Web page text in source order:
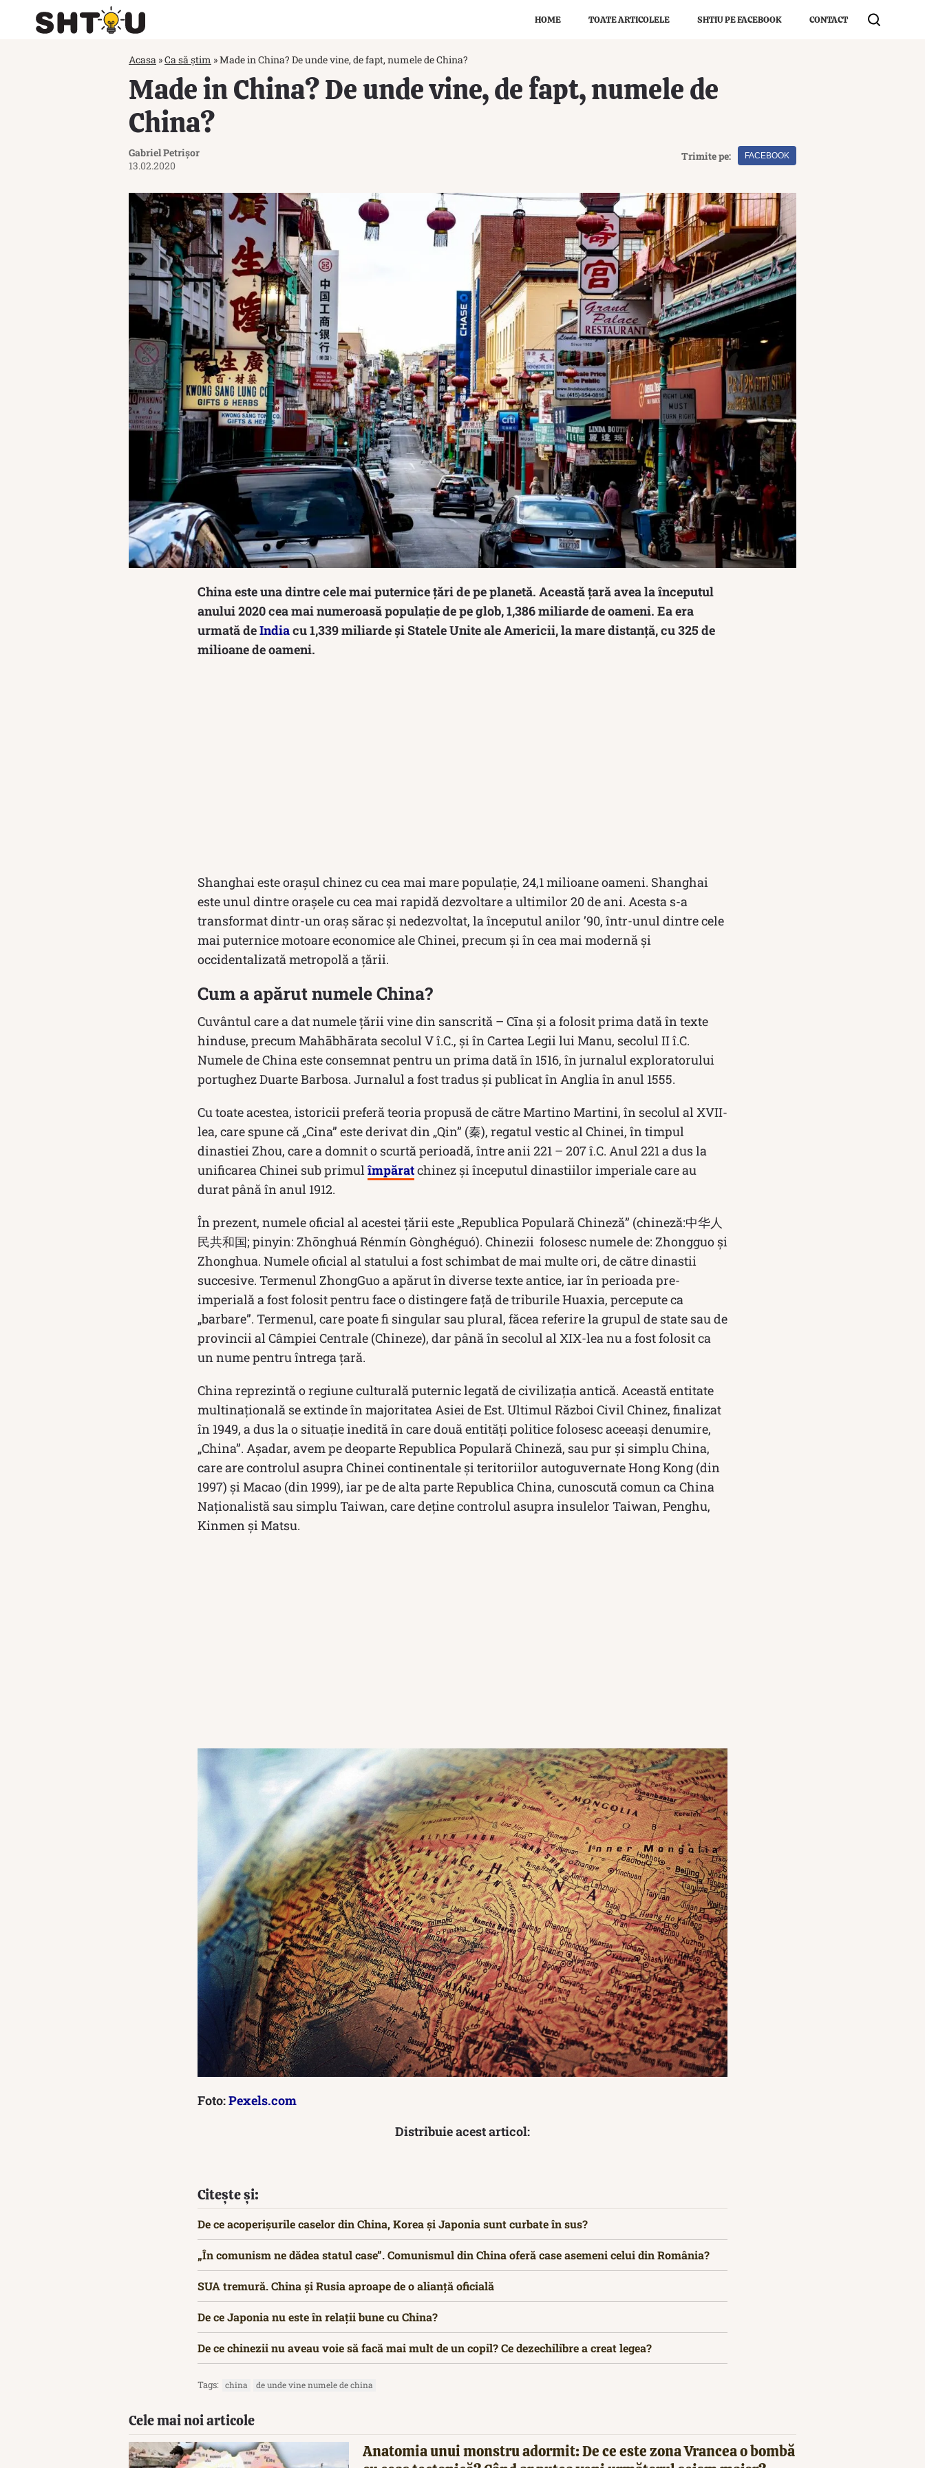
HOME TOATE ARTICOLELE SHTIU PE FACEBOOK CONTACT
Acasa »Ca să știm »Made in China? De unde vine, de fapt, numele de China?
Made in China? De unde vine, de fapt, numele de
China?
Gabriel Petrișor
13.02.2020
Trimite pe: FACEBOOK
China este una dintre cele mai puternice țări de pe planetă. Această țară avea la începutul
anului 2020 cea mai numeroasă populație de pe glob, 1,386 miliarde de oameni. Ea era
urmată deIndiacu 1,339 miliarde și Statele Unite ale Americii, la mare distanță, cu 325 de
milioane de oameni.
Shanghai este orașul chinez cu cea mai mare populație, 24,1 milioane oameni. Shanghai
este unul dintre orașele cu cea mai rapidă dezvoltare a ultimilor 20 de ani. Acesta s-a
transformat dintr-un oraș sărac și nedezvoltat, la începutul anilor ’90, într-unul dintre cele
mai puternice motoare economice ale Chinei, precum și în cea mai modernă și
occidentalizată metropolă a țării.
Cum a apărut numele China?
Cuvântul care a dat numele țării vine din sanscrită – Cīna și a folosit prima dată în texte
hinduse, precum Mahābhārata secolul V î.C., și în Cartea Legii lui Manu, secolul II î.C.
Numele de China este consemnat pentru un prima dată în 1516, în jurnalul exploratorului
portughez Duarte Barbosa. Jurnalul a fost tradus și publicat în Anglia în anul 1555.
Cu toate acestea, istoricii preferă teoria propusă de către Martino Martini, în secolul al XVII-
lea, care spune că „Cina” este derivat din „Qin” (秦), regatul vestic al Chinei, în timpul
dinastiei Zhou, care a domnit o scurtă perioadă, între anii 221 – 207 î.C. Anul 221 a dus la
unificarea Chinei sub primulîmpăratchinez și începutul dinastiilor imperiale care au
durat până în anul 1912.
În prezent, numele oficial al acestei țării este „Republica Populară Chineză” (chineză:中华人
民共和国; pinyin: Zhōnghuá Rénmín Gònghéguó). Chinezii folosesc numele de: Zhongguo și
Zhonghua. Numele oficial al statului a fost schimbat de mai multe ori, de către dinastii
succesive. Termenul ZhongGuo a apărut în diverse texte antice, iar în perioada pre-
imperială a fost folosit pentru face o distingere față de triburile Huaxia, percepute ca
„barbare”. Termenul, care poate fi singular sau plural, făcea referire la grupul de state sau de
provincii al Câmpiei Centrale (Chineze), dar până în secolul al XIX-lea nu a fost folosit ca
un nume pentru întrega țară.
China reprezintă o regiune culturală puternic legată de civilizația antică. Această entitate
multinațională se extinde în majoritatea Asiei de Est. Ultimul Război Civil Chinez, finalizat
în 1949, a dus la o situație inedită în care două entități politice folosesc aceeași denumire,
„China”. Așadar, avem pe deoparte Republica Populară Chineză, sau pur și simplu China,
care are controlul asupra Chinei continentale și teritoriilor autoguvernate Hong Kong (din
1997) și Macao (din 1999), iar pe de alta parte Republica China, cunoscută comun ca China
Naționalistă sau simplu Taiwan, care deține controlul asupra insulelor Taiwan, Penghu,
Kinmen și Matsu.
Foto:Pexels.com
Distribuie acest articol:
Citește și:
De ce acoperișurile caselor din China, Korea și Japonia sunt curbate în sus?
„În comunism ne dădea statul case”. Comunismul din China oferă case asemeni celui din România?
SUA tremură. China și Rusia aproape de o alianță oficială
De ce Japonia nu este în relații bune cu China?
De ce chinezii nu aveau voie să facă mai mult de un copil? Ce dezechilibre a creat legea?
Tags: china de unde vine numele de china
Cele mai noi articole
Anatomia unui monstru adormit: De ce este zona Vrancea o bombă